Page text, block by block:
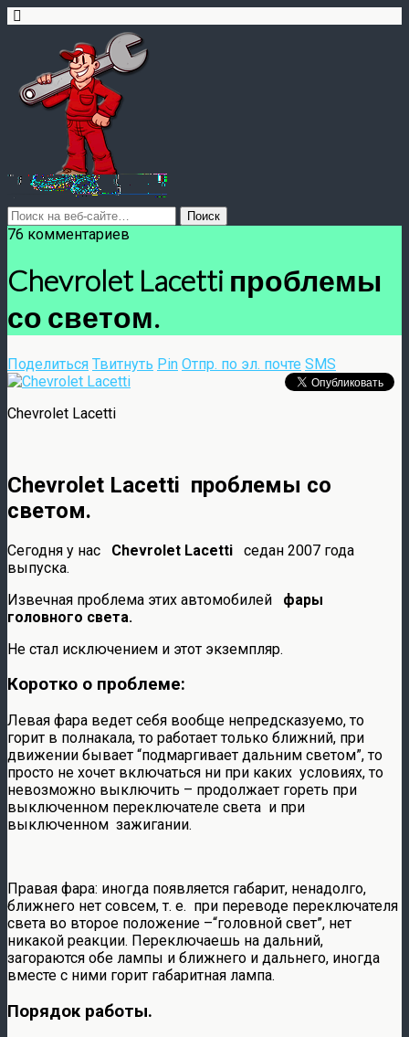
76 комментариев
Chevrolet Lacetti проблемы
со светом.
Поделиться Твитнуть Pin Отпр. по эл. почте SMS
Chevrolet Lacetti
Chevrolet Lacetti проблемы со
светом.
Сегодня у нас Chevrolet Lacetti седан 2007 года
выпуска.
Извечная проблема этих автомобилей фары
головного света.
Не стал исключением и этот экземпляр.
Коротко о проблеме:
Левая фара ведет себя вообще непредсказуемо, то
горит в полнакала, то работает только ближний, при
движении бывает “подмаргивает дальним светом”, то
просто не хочет включаться ни при каких условиях,то
невозможно выключить – продолжает гореть при
выключенном переключателе света и при
выключенном зажигании.
Правая фара: иногда появляется габарит, ненадолго,
ближнего нет совсем, т. е. при переводе переключателя
света во второе положение –“головной свет”, нет
никакой реакции. Переключаешь на дальний,
загораются обе лампы и ближнего и дальнего, иногда
вместе с ними горит габаритная лампа.
Порядок работы.